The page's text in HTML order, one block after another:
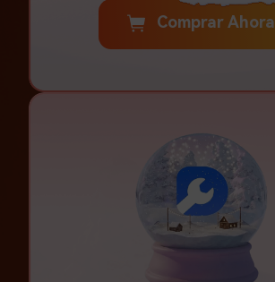
Comprar Ahora